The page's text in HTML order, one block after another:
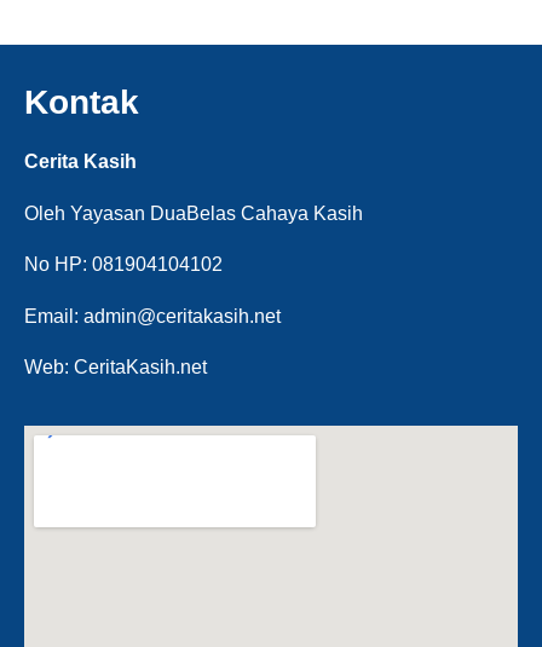
Kontak
Cerita Kasih
Oleh Yayasan DuaBelas Cahaya Kasih
No HP: 081904104102
Email: admin@ceritakasih.net
Web: CeritaKasih.net